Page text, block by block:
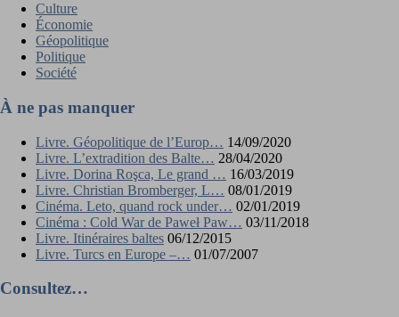
Culture
Économie
Géopolitique
Politique
Société
À ne pas manquer
Livre. Géopolitique de l’Europ… 14/09/2020
Livre. L’extradition des Balte… 28/04/2020
Livre. Dorina Roşca, Le grand … 16/03/2019
Livre. Christian Bromberger, L… 08/01/2019
Cinéma. Leto, quand rock under… 02/01/2019
Cinéma : Cold War de Paweł Paw… 03/11/2018
Livre. Itinéraires baltes 06/12/2015
Livre. Turcs en Europe –… 01/07/2007
Consultez…